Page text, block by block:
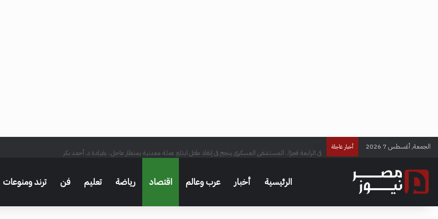
الجمعة, أغسطس 7 2026 أخبار عاجلة
الرئيسية أخبار عرب وعالم اقتصاد رياضة تعليم فن ترند ومنوعات